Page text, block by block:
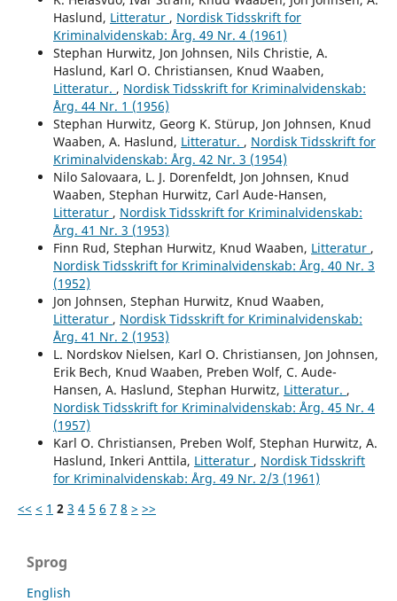
Haslund, Litteratur , Nordisk Tidsskrift for
Kriminalvidenskab: Årg. 49 Nr. 4 (1961)
Stephan Hurwitz, Jon Johnsen, Nils Christie, A.
Haslund, Karl O. Christiansen, Knud Waaben,
Litteratur. , Nordisk Tidsskrift for Kriminalvidenskab:
Årg. 44 Nr. 1 (1956)
Stephan Hurwitz, Georg K. Stürup, Jon Johnsen, Knud
Waaben, A. Haslund, Litteratur. , Nordisk Tidsskrift for
Kriminalvidenskab: Årg. 42 Nr. 3 (1954)
Nilo Salovaara, L. J. Dorenfeldt, Jon Johnsen, Knud
Waaben, Stephan Hurwitz, Carl Aude-Hansen,
Litteratur , Nordisk Tidsskrift for Kriminalvidenskab:
Årg. 41 Nr. 3 (1953)
Finn Rud, Stephan Hurwitz, Knud Waaben, Litteratur ,
Nordisk Tidsskrift for Kriminalvidenskab: Årg. 40 Nr. 3
(1952)
Jon Johnsen, Stephan Hurwitz, Knud Waaben,
Litteratur , Nordisk Tidsskrift for Kriminalvidenskab:
Årg. 41 Nr. 2 (1953)
L. Nordskov Nielsen, Karl O. Christiansen, Jon Johnsen,
Erik Bech, Knud Waaben, Preben Wolf, C. Aude-
Hansen, A. Haslund, Stephan Hurwitz, Litteratur. ,
Nordisk Tidsskrift for Kriminalvidenskab: Årg. 45 Nr. 4
(1957)
Karl O. Christiansen, Preben Wolf, Stephan Hurwitz, A.
Haslund, Inkeri Anttila, Litteratur , Nordisk Tidsskrift
for Kriminalvidenskab: Årg. 49 Nr. 2/3 (1961)
<< < 1 2 3 4 5 6 7 8 > >>
Sprog
English